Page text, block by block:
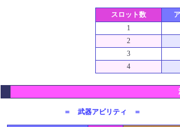
スロット数
1
2
3
4
＝ 武器アビリティ ＝